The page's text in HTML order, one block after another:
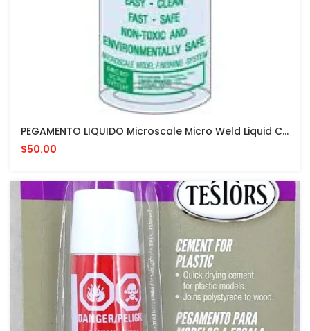
PEGAMENTO LIQUIDO Microscale Micro Weld Liquid Cement #06 PARA MODELISMO
$50.00